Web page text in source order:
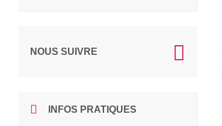
NOUS SUIVRE
INFOS PRATIQUES